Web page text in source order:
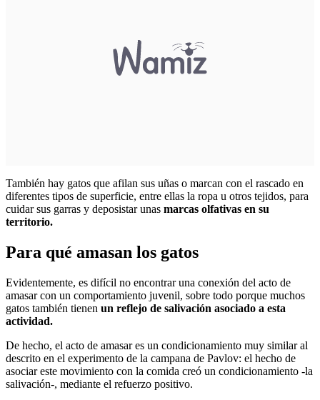
También hay gatos que afilan sus uñas o marcan con el rascado en
diferentes tipos de superficie, entre ellas la ropa u otros tejidos, para
cuidar sus garras y deposistar unas marcas olfativas en su
territorio.
Para qué amasan los gatos
Evidentemente, es difícil no encontrar una conexión del acto de
amasar con un comportamiento juvenil, sobre todo porque muchos
gatos también tienen un reflejo de salivación asociado a esta
actividad.
De hecho, el acto de amasar es un condicionamiento muy similar al
descrito en el experimento de la campana de Pavlov: el hecho de
asociar este movimiento con la comida creó un condicionamiento -la
salivación-, mediante el refuerzo positivo.